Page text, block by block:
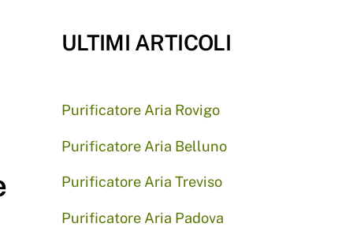
ULTIMI ARTICOLI
Purificatore Aria Rovigo
Purificatore Aria Belluno
Purificatore Aria Treviso
Purificatore Aria Padova